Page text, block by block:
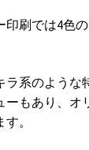
印刷では4色
ラ系のような
ーもあり、オ
。